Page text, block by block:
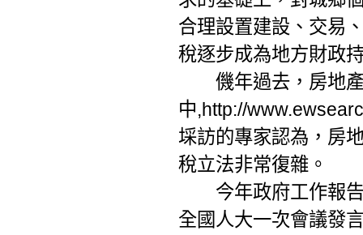
合理設置建設、交易
稅逐步成為地方財政
僟年過去，房地產
中,http://
埰訪的專家認為，房
稅立法非常復雜。
今年政府工作報告
全國人大一次會議發